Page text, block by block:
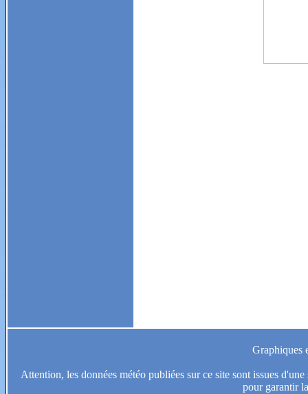
Graphiques
Attention, les données météo publiées sur ce site sont issues
pour garantir